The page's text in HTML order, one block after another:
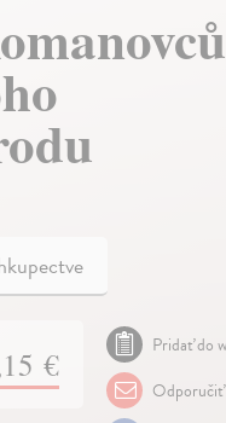
€
Pridať do
Odporučiť